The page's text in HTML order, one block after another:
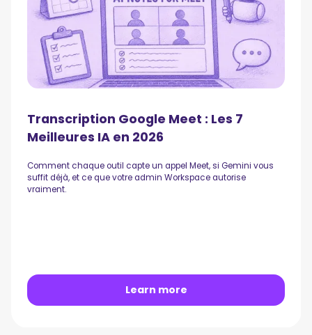
Transcription Google Meet : Les 7
Meilleures IA en 2026
Comment chaque outil capte un appel Meet, si Gemini vous
suffit déjà, et ce que votre admin Workspace autorise
vraiment.
Learn more